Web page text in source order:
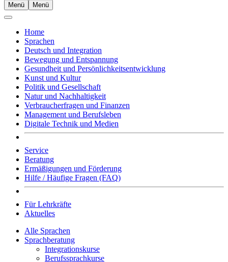
Menü Menü
Home
Sprachen
Deutsch und Integration
Bewegung und Entspannung
Gesundheit und Persönlichkeitsentwicklung
Kunst und Kultur
Politik und Gesellschaft
Natur und Nachhaltigkeit
Verbraucherfragen und Finanzen
Management und Berufsleben
Digitale Technik und Medien
Service
Beratung
Ermäßigungen und Förderung
Hilfe / Häufige Fragen (FAQ)
Für Lehrkräfte
Aktuelles
Alle Sprachen
Sprachberatung
Integrationskurse
Berufssprachkurse